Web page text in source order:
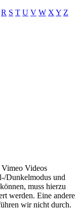
R S T U V W X Y Z
Videos
Dunkelmodus und
muss hierzu
werden. Eine andere
wir nicht durch.